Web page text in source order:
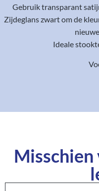
Gebruik transparant
Zijdeglans zwart om de
Ideale